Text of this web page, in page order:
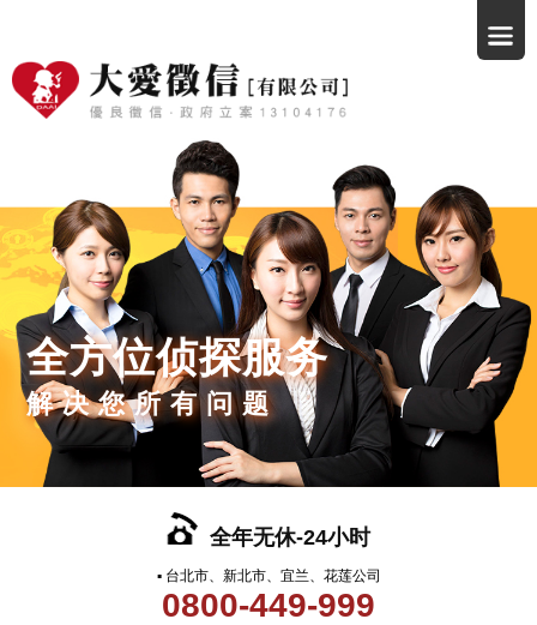
全方位侦探服务
解决您所有问题
全年无休-24小时
▪ 台北市、新北市、宜兰、花莲公司
0800-449-999